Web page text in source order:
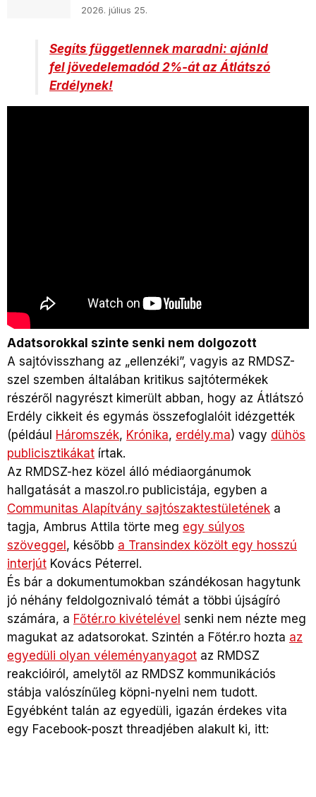
2026. július 25.
Segíts függetlennek maradni: ajánld
fel jövedelemadód 2%-át az Átlátszó
Erdélynek!
Adatsorokkal szinte senki nem dolgozott
A sajtóvisszhang az „ellenzéki”, vagyis az RMDSZ-
szel szemben általában kritikus sajtótermékek
részéről nagyrészt kimerült abban, hogy az Átlátszó
Erdély cikkeit és egymás összefoglalóit idézgették
(például Háromszék, Krónika, erdély.ma) vagy dühös
publicisztikákat írtak.
Az RMDSZ-hez közel álló médiaorgánumok
hallgatását a maszol.ro publicistája, egyben a
Communitas Alapítvány sajtószaktestületének a
tagja, Ambrus Attila törte meg egy súlyos
szöveggel , később a Transindex közölt egy hosszú
interjút Kovács Péterrel.
És bár a dokumentumokban szándékosan hagytunk
jó néhány feldolgoznivaló témát a többi újságíró
számára, a Főtér.ro kivételével senki nem nézte meg
magukat az adatsorokat. Szintén a Főtér.ro hozta az
egyedüli olyan véleményanyagot az RMDSZ
reakcióiról, amelytől az RMDSZ kommunikációs
stábja valószínűleg köpni-nyelni nem tudott.
Egyébként talán az egyedüli, igazán érdekes vita
egy Facebook-poszt threadjében alakult ki, itt: